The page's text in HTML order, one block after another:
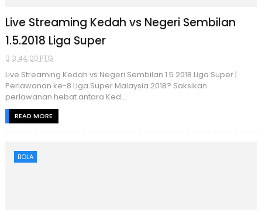
Live Streaming Kedah vs Negeri Sembilan
1.5.2018 Liga Super
3:44:00 PTG
Live Streaming Kedah vs Negeri Sembilan 1.5.2018 Liga Super |
Perlawanan ke-8 Liga Super Malaysia 2018? Saksikan
perlawanan hebat antara Ked...
READ MORE
BOLA